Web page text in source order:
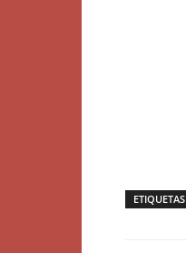
ETIQUETAS